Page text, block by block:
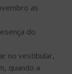
as
do
no vestibular,
quando a